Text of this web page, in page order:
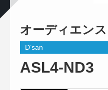
オーディエン
D’san
ASL4-ND3